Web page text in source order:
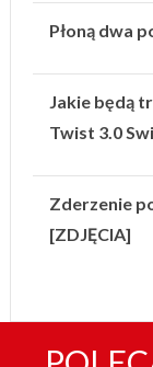
Płoną dwa
Jakie będą
Twist 3.0
Zderzenie
[ZDJĘCIA]